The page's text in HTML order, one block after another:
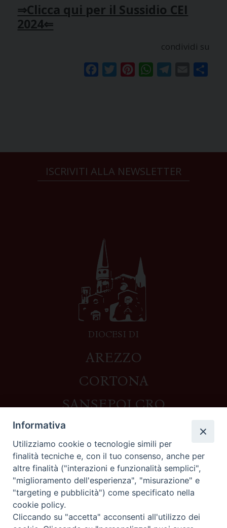
⇒Clicca qui per il Sussidio CEI
2024⇐
condividi su
FacebookTwitterPinterestWhatsAppTelegram
Email
ISCRIVITI ALLA NEWSLETTER
DIOCESI DI
AREZZO
CORTONA
SANSEPOLCRO
Contatti
Piazza del Duomo,1 - 52100 Arezzo
segreteria@diocesi.arezzo.it
Informativa privacy
Informativa
Utilizziamo cookie o tecnologie simili per
finalità tecniche e, con il tuo consenso, anche per
altre finalità ("interazioni e funzionalità semplici",
"miglioramento dell'esperienza", "misurazione" e
"targeting e pubblicità") come specificato nella
cookie policy.
Cliccando su "accetta" acconsenti all'utilizzo dei